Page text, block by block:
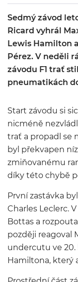
Sedmý závod
Ricard vyhrál
Lewis Hamilton
Pérez. V neděli
závodu F1 trať
pneumatikách
Start závodu si
nicméně
trať a propadl se
byl překvapen
zmiňovanému
díky této chybě
První zastávka
Charles Leclerc.
Bottas a
později reagoval
undercutu ve 20.
Hamiltona, který